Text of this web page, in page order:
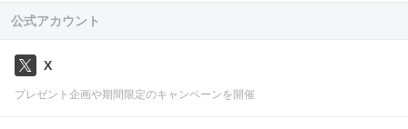
公式アカウント
X
プレゼント企画や期間限定のキャンペーンを開催